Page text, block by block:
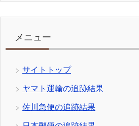
メニュー
サイトトップ
ヤマト運輸の追跡結果
佐川急便の追跡結果